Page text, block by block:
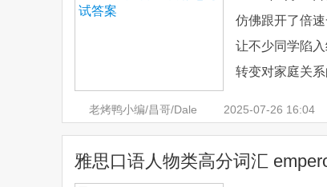
仿佛跟开了倍
让不少同学陷
转变对家庭关
老烤鸭小编/昌哥/Dale 2025-07-26 16:04
雅思口语人物类高分词汇